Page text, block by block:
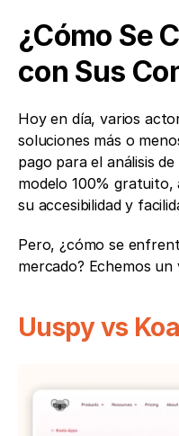
¿Cómo Se
con Sus
Hoy en día, varios
soluciones más o
pago para el análisis
modelo 100% gratuito,
su accesibilidad y
Pero, ¿cómo se
mercado? Echemos
Uuspy vs